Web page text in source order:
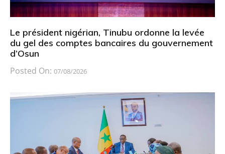
Le président nigérian, Tinubu ordonne la levée
du gel des comptes bancaires du gouvernement
d’Osun
Posted On: 07/08/2026